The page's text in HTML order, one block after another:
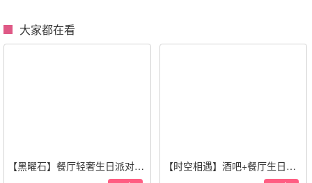
大家都在看
【黑曜石】餐厅轻奢生日派对策
【时空相遇】酒吧+餐厅生日惊